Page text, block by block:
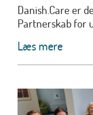
Danish.Care er
Partnerskab for
Læs mere